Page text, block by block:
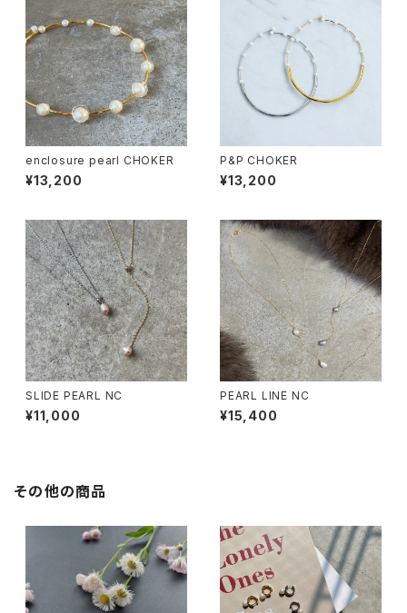
enclosure pearl CHOKER
¥13,200
P&P CHOKER
¥13,200
SLIDE PEARL NC
¥11,000
PEARL LINE NC
¥15,400
その他の商品